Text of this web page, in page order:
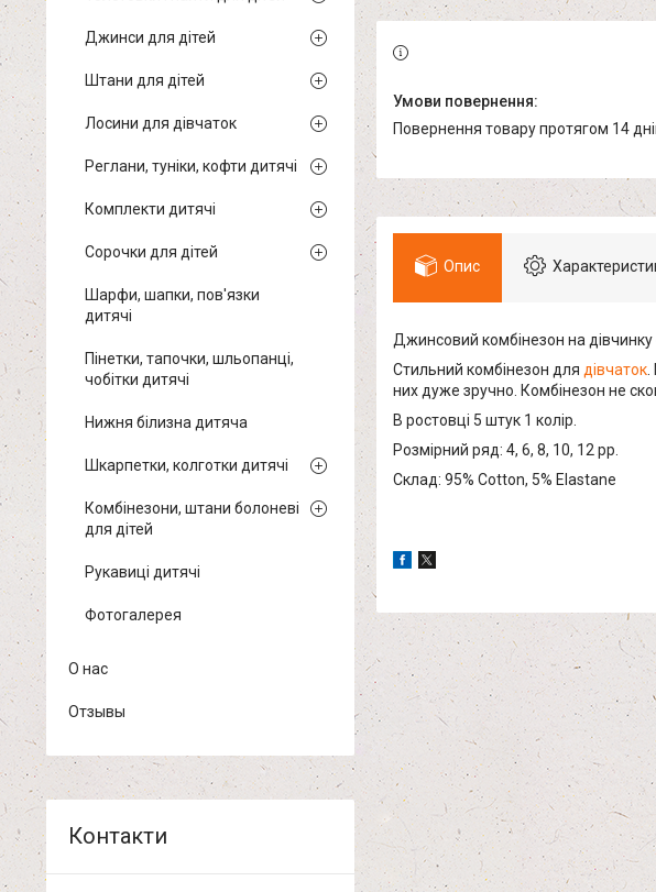
повернення товару протягом 14
Опис
Джинсовий комбінезон на дівчинку
Стильний комбінезон для дівчаток.
них дуже зручно. Комбінезон не
В ростовці 5 штук 1 колір.
Розмірний ряд: 4, 6, 8, 10, 12 рр.
Склад: 95% Cotton, 5% Elastane
Джинси для дітей
Штани для дітей
Лосини для дівчаток
Реглани, туніки, кофти дитячі
Комплекти дитячі
Сорочки для дітей
Шарфи, шапки, пов'язки
дитячі
Пінетки, тапочки, шльопанці,
чобітки дитячі
Нижня білизна дитяча
Шкарпетки, колготки дитячі
Комбінезони, штани болоневі
для дітей
Рукавиці дитячі
Фотогалерея
О нас
Отзывы